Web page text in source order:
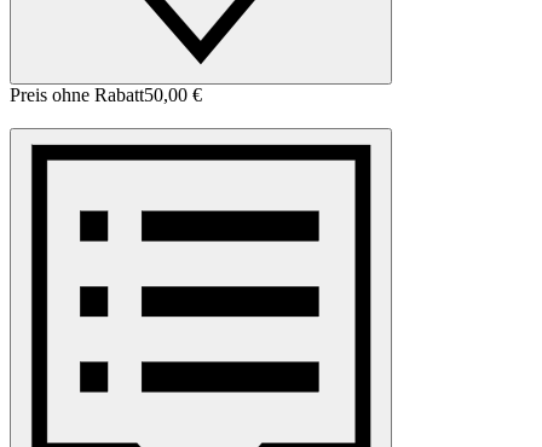
Preis ohne Rabatt50,00 €